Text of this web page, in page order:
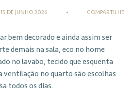
15 DE JUNHO 2026 • COMPARTILHE
bem decorado e ainda assim ser
demais na sala, eco no home
no lavabo, tecido que esquenta
ventilação no quarto são escolhas
todos os dias.